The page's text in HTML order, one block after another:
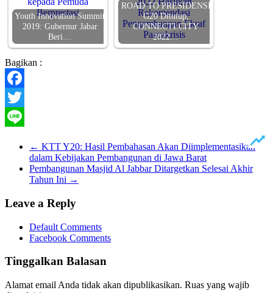
Youth Innovation Summit
2019: Gubernur Jabar
Beri…
ROAD TO PRESIDENSI
G20 Ditutup,
CONNECTI:CITY
2022…
Bagikan :
Facebook
Twitter
← KTT Y20: Hasil Pembahasan Akan Diimplementasikan
dalam Kebijakan Pembangunan di Jawa Barat
Pembangunan Masjid Al Jabbar Ditargetkan Selesai Akhir
Tahun Ini →
Leave a Reply
Default Comments
Facebook Comments
Tinggalkan Balasan
Alamat email Anda tidak akan dipublikasikan. Ruas yang wajib